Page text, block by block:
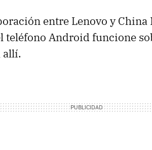
entre Lenovo y
teléfono Android funcione
allí.